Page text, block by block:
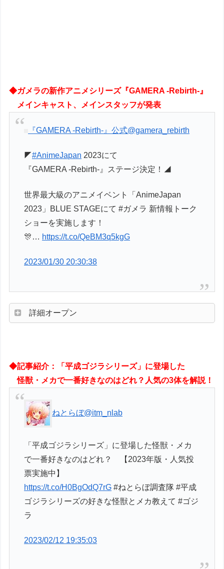
◆ガメラの新作アニメシリーズ『GAMERA -Rebirth-』
メインキャスト、メインスタッフが発表
『GAMERA -Rebirth-』公式@gamera_rebirth
◤#AnimeJapan 2023にて
『GAMERA -Rebirth-』ステージ決定！◢
世界最⼤級のアニメイベント「AnimeJapan
2023」BLUE STAGEにて #ガメラ 新情報トーク
ショーを実施します！
🎊… https://t.co/QeBM3q5kgG
2023/01/30 20:30:38
詳細オープン
◆記事紹介：「平成ゴジラシリーズ」に登場した
怪獣・メカで一番好きなのはどれ？人気の3体を解説！
ねとらぼ@itm_nlab
「平成ゴジラシリーズ」に登場した怪獣・メカ
で一番好きなのはどれ？ 【2023年版・人気投
票実施中】
https://t.co/H0BgOdQ7rG #ねとらぼ調査隊 #平成
ゴジラシリーズの好きな怪獣とメカ教えて #ゴジ
ラ
2023/02/12 19:35:03